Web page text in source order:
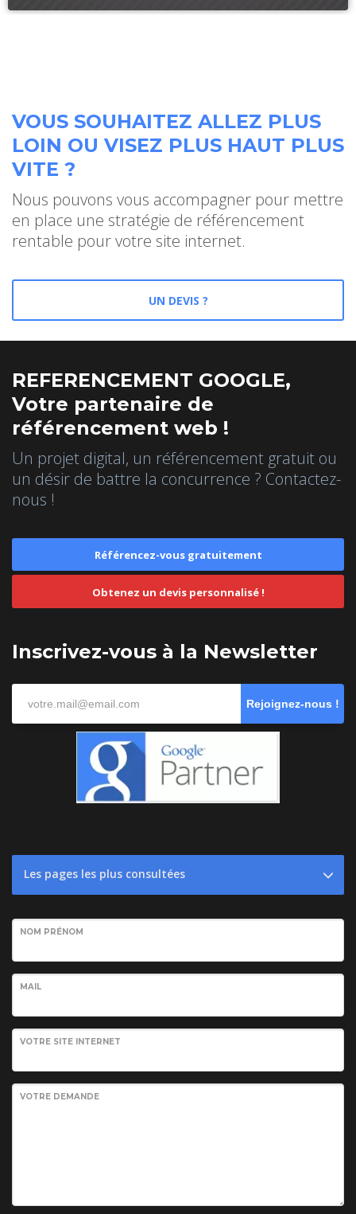
VOUS SOUHAITEZ ALLEZ PLUS
LOIN OU VISEZ PLUS HAUT PLUS
VITE ?
Nous pouvons vous accompagner pour mettre
en place une stratégie de référencement
rentable pour votre site internet.
UN DEVIS ?
REFERENCEMENT GOOGLE,
Votre partenaire de
référencement web !
Un projet digital, un référencement gratuit ou
un désir de battre la concurrence ? Contactez-
nous !
Référencez-vous gratuitement
Obtenez un devis personnalisé !
Inscrivez-vous à la Newsletter
Rejoignez-nous !
Les pages les plus consultées
NOM PRÉNOM
MAIL
VOTRE SITE INTERNET
VOTRE DEMANDE